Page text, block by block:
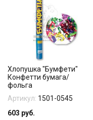
Хлопушка "Бумфети"
Конфетти бумага/
фольга
Артикул: 1501-0545
603 руб.